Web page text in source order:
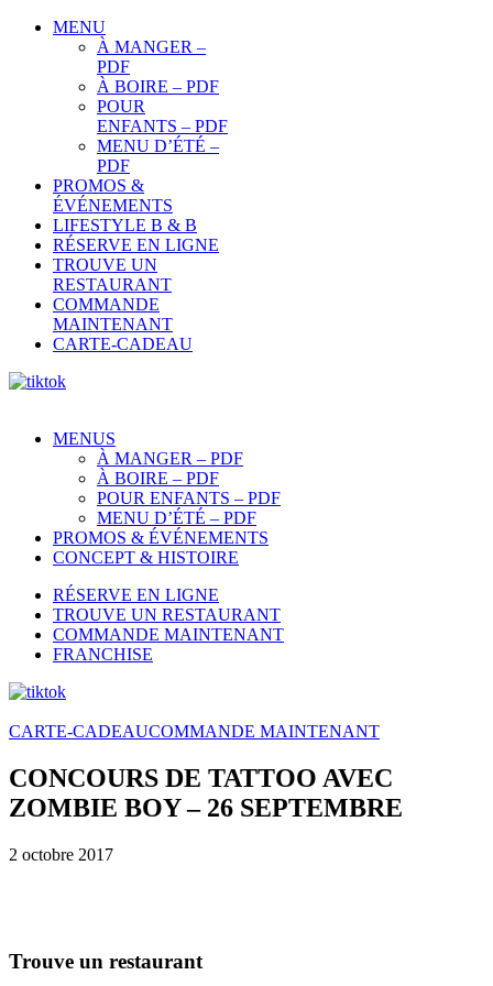
MENU
À MANGER –
PDF
À BOIRE – PDF
POUR
ENFANTS – PDF
MENU D’ÉTÉ –
PDF
PROMOS &
ÉVÉNEMENTS
LIFESTYLE B & B
RÉSERVE EN LIGNE
TROUVE UN
RESTAURANT
COMMANDE
MAINTENANT
CARTE-CADEAU
MENUS
À MANGER – PDF
À BOIRE – PDF
POUR ENFANTS – PDF
MENU D’ÉTÉ – PDF
PROMOS & ÉVÉNEMENTS
CONCEPT & HISTOIRE
RÉSERVE EN LIGNE
TROUVE UN RESTAURANT
COMMANDE MAINTENANT
FRANCHISE
CARTE-CADEAUCOMMANDE MAINTENANT
CONCOURS DE TATTOO AVEC
ZOMBIE BOY – 26 SEPTEMBRE
2 octobre 2017
Trouve un restaurant